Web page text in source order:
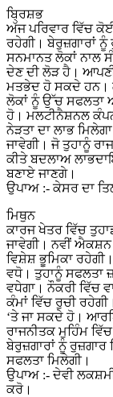
ਬ੍ਰਿਸ਼ਭ
ਅੱਜ ਪਰਿਵਾਰ ਵਿੱਚ
ਰਹੇਗੀ। ਬੇਰੁਜ਼ਗਾਰਾਂ
ਸਨਮਾਨਤ ਲੋਕਾਂ ਨਾਲ
ਦੇਣ ਦੀ ਲੋੜ ਹੈ।
ਮਤਭੇਦ ਹੋ ਸਕਦੇ ਹਨ।
ਲੋਕਾਂ ਨੂੰ ਉੱਚ ਸਫਲਤਾ
ਹੋ। ਮਲਟੀਨੈਸ਼ਨਲ
ਨੇੜਤਾ ਦਾ ਲਾਭ
ਜਾਵੇਗੀ। ਜੋ ਤੁਹਾਨੂੰ
ਕੀਤੇ ਬਦਲਾਅ
ਬਣਾਏ ਜਾਣਗੇ।
ਉਪਾਅ :- ਕੇਸਰ ਦਾ
ਮਿਥੁਨ
ਕਾਰਜ ਖੇਤਰ ਵਿੱਚ
ਜਾਵੇਗੀ। ਨਵੀਂ ਐਕਸ਼ਨ
ਵਿਸ਼ੇਸ਼ ਭੂਮਿਕਾ
ਵਧੋ। ਤੁਹਾਨੂੰ ਸਫਲਤਾ
ਵਧੇਗਾ। ਨੌਕਰੀ ਵਿੱਚ
ਕੰਮਾਂ ਵਿੱਚ ਰੁਚੀ
‘ਤੇ ਜਾ ਸਕਦੇ ਹੋ।
ਰਾਜਨੀਤਕ ਮੁਹਿੰਮ
ਬੇਰੁਜ਼ਗਾਰਾਂ ਨੂੰ ਰੁਜ਼ਗਾਰ
ਸਫਲਤਾ ਮਿਲੇਗੀ।
ਉਪਾਅ :- ਦੇਵੀ
ਕਰੋ।